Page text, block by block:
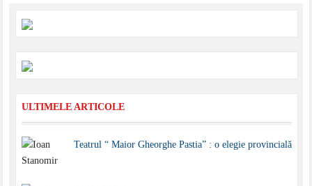
ULTIMELE ARTICOLE
Teatrul “ Maior Gheorghe Pastia” : o elegie provincială